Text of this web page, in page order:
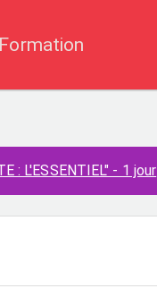
: L'ESSENTIEL" - 1 jour